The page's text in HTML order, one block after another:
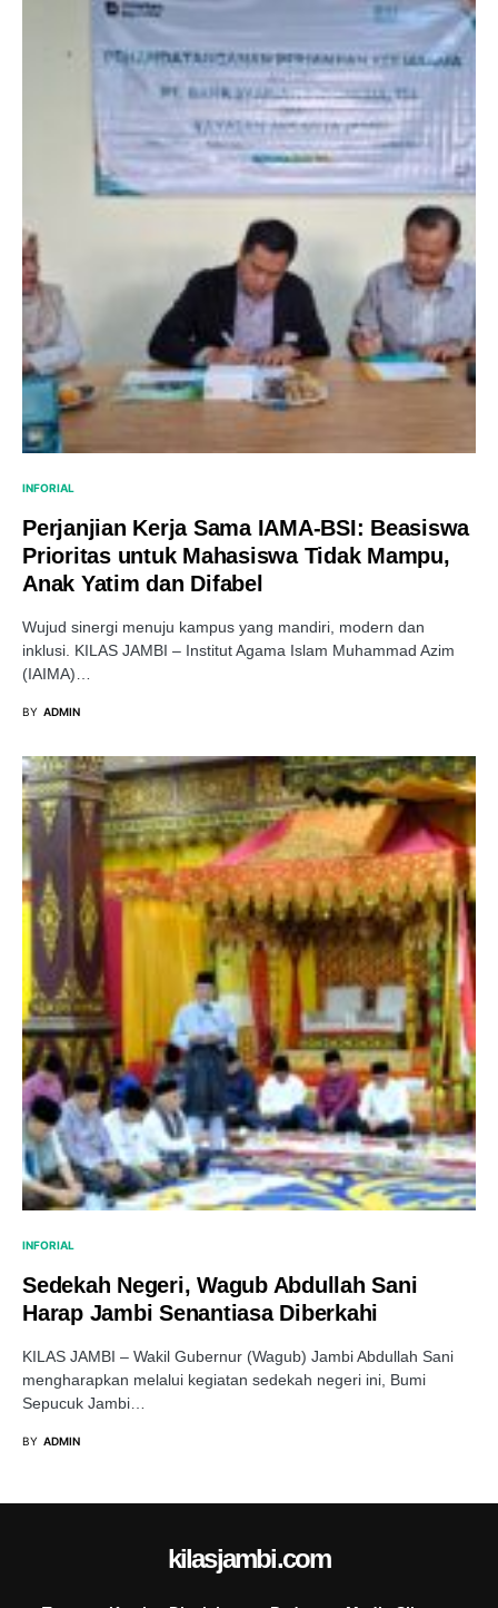
INFORIAL
Perjanjian Kerja Sama IAMA-BSI: Beasiswa
Prioritas untuk Mahasiswa Tidak Mampu,
Anak Yatim dan Difabel
Wujud sinergi menuju kampus yang mandiri, modern dan
inklusi. KILAS JAMBI – Institut Agama Islam Muhammad Azim
(IAIMA)…
BY ADMIN
INFORIAL
Sedekah Negeri, Wagub Abdullah Sani
Harap Jambi Senantiasa Diberkahi
KILAS JAMBI – Wakil Gubernur (Wagub) Jambi Abdullah Sani
mengharapkan melalui kegiatan sedekah negeri ini, Bumi
Sepucuk Jambi…
BY ADMIN
kilasjambi.com